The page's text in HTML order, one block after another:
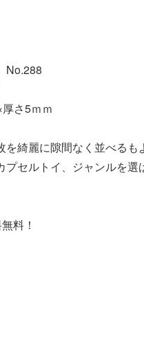
No.288
さ5ｍｍ
を綺麗に隙間なく並べる
プセルトイ、ジャンルを
料！